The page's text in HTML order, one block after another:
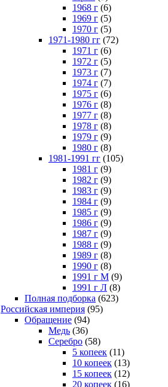
1968 г (6)
1969 г (5)
1970 г (5)
1971-1980 гг (72)
1971 г (6)
1972 г (5)
1973 г (7)
1974 г (7)
1975 г (6)
1976 г (8)
1977 г (8)
1978 г (8)
1979 г (9)
1980 г (8)
1981-1991 гг (105)
1981 г (9)
1982 г (9)
1983 г (9)
1984 г (9)
1985 г (9)
1986 г (9)
1987 г (9)
1988 г (9)
1989 г (8)
1990 г (8)
1991 г М (9)
1991 г Л (8)
Полная подборка (623)
Российская империя (95)
Обращение (94)
Медь (36)
Серебро (58)
5 копеек (11)
10 копеек (13)
15 копеек (12)
20 копеек (16)